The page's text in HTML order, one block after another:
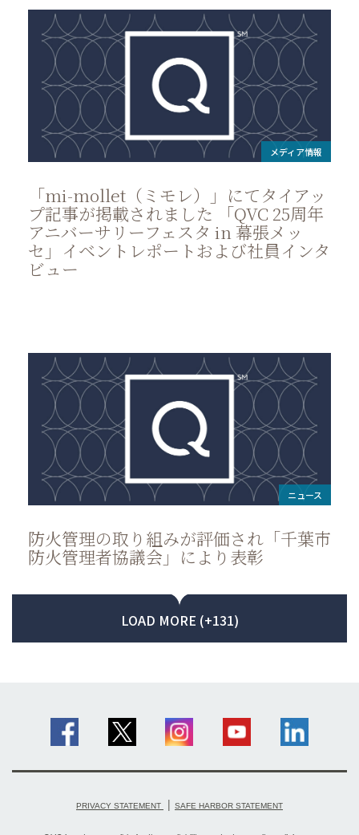
メディア情報
「mi-mollet（ミモレ）」にてタイアッ
プ記事が掲載されました 「QVC 25周年
アニバーサリーフェスタ in 幕張メッ
セ」イベントレポートおよび社員インタ
ビュー
ニュース
防火管理の取り組みが評価され「千葉市
防火管理者協議会」により表彰
LOAD MORE (+131)
PRIVACY STATEMENT | SAFE HARBOR STATEMENT